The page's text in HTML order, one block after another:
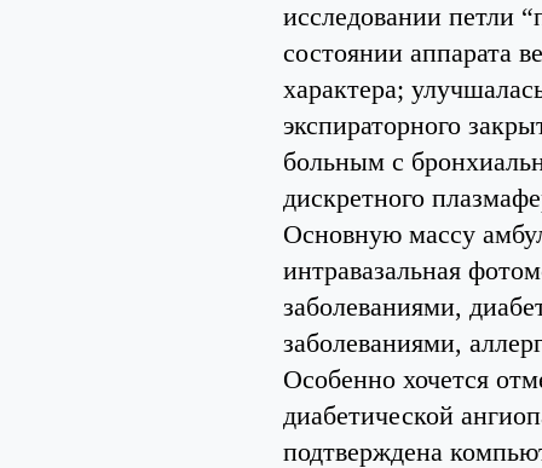
исследовании петли
состоянии аппарата
характера;
экспираторного
больным с
дискретного
Основную массу
интравазальная
заболеваниями,
заболеваниями,
Особенно хочется
диабетической
подтверждена